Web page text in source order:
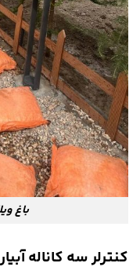
باغ
کنترلر سه کاناله